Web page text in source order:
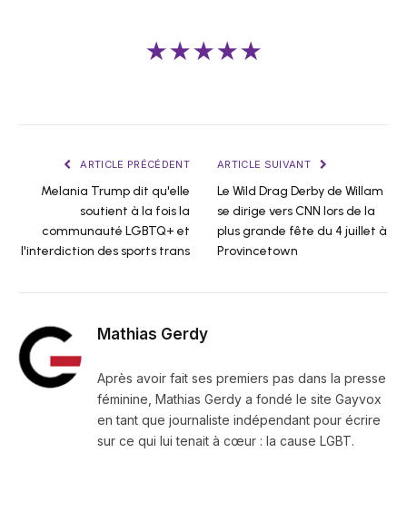
★★★★★
ARTICLE PRÉCÉDENT
Melania Trump dit qu'elle
soutient à la fois la
communauté LGBTQ+ et
l'interdiction des sports trans
ARTICLE SUIVANT
Le Wild Drag Derby de Willam
se dirige vers CNN lors de la
plus grande fête du 4 juillet à
Provincetown
Mathias Gerdy
Après avoir fait ses premiers pas dans la presse
féminine, Mathias Gerdy a fondé le site Gayvox
en tant que journaliste indépendant pour écrire
sur ce qui lui tenait à cœur : la cause LGBT.